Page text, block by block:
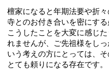
檀家になると年期法要や折
寺とのお付き合いを密にする
こうしたことを大変に感じ
れませんが、ご先祖様をし
いう考えの方にとっては、
とても頼りになる存在です。